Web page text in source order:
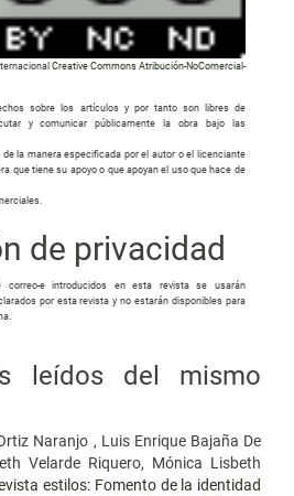
Creative Commons Atribución-NoComercial-
sobre los artículos y por tanto son libres de
y comunicar públicamente la obra bajo las
la manera especificada por el autor o el licenciante
que tiene su apoyo o que apoyan el uso que hace de
de privacidad
correo-e introducidos en esta revista se usarán
por esta revista y no estarán disponibles para
leídos del mismo
Naranjo , Luis Enrique Bajaña De
Velarde Riquero, Mónica Lisbeth
estilos: Fomento de la identidad